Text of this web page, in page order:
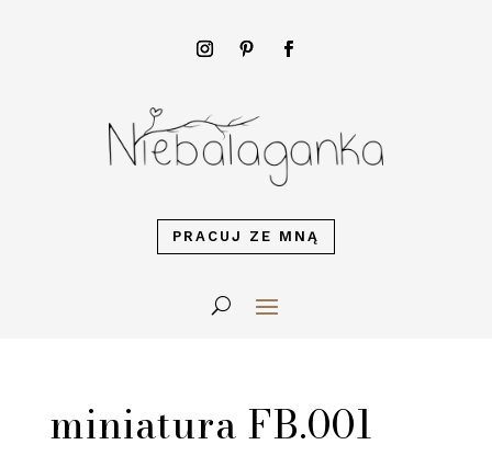
PRACUJ ZE MNĄ
miniatura FB.001